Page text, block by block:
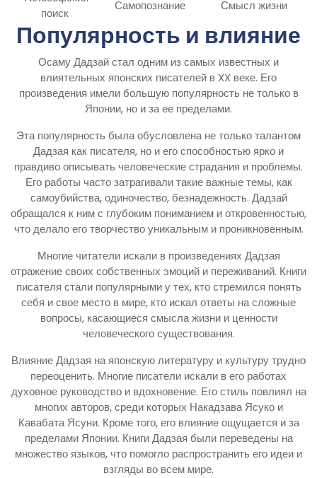
поиск
Самопознание Смысл жизни
Популярность и влияние
Осаму Дадзай стал одним из самых известных и
влиятельных японских писателей в XX веке. Его
произведения имели большую популярность не только в
Японии, но и за ее пределами.
Эта популярность была обусловлена не только талантом
Дадзая как писателя, но и его способностью ярко и
правдиво описывать человеческие страдания и проблемы.
Его работы часто затрагивали такие важные темы, как
самоубийства, одиночество, безнадежность. Дадзай
обращался к ним с глубоким пониманием и откровенностью,
что делало его творчество уникальным и проникновенным.
Многие читатели искали в произведениях Дадзая
отражение своих собственных эмоций и переживаний. Книги
писателя стали популярными у тех, кто стремился понять
себя и свое место в мире, кто искал ответы на сложные
вопросы, касающиеся смысла жизни и ценности
человеческого существования.
Влияние Дадзая на японскую литературу и культуру трудно
переоценить. Многие писатели искали в его работах
духовное руководство и вдохновение. Его стиль повлиял на
многих авторов, среди которых Накадзава Ясуко и
Кавабата Ясуни. Кроме того, его влияние ощущается и за
пределами Японии. Книги Дадзая были переведены на
множество языков, что помогло распространить его идеи и
взгляды во всем мире.